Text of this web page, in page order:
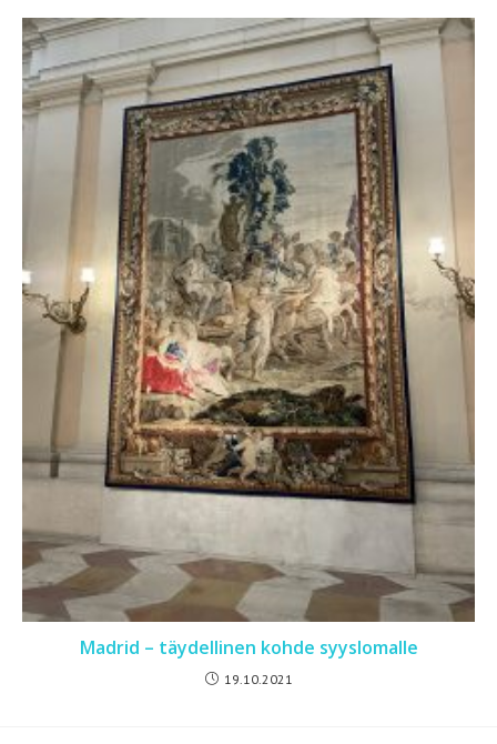
Madrid – täydellinen kohde syyslomalle
19.10.2021